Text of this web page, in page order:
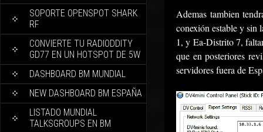
SOPORTE OPENSPOT SHARK
RF
CONVIERTE TU RADIODDITY
GD77 EN UN HOTSPOT DE 5W
DASHBOARD BM MUNDIAL
NEW DASHBOARD BM ESPAÑA
LISTADO MUNDIAL
TALKSGROUPS EN BM
Ademas tambien
conexión estable y sin
1, y Ea-Distrito 7,
que en posteriores
servidores fuera de